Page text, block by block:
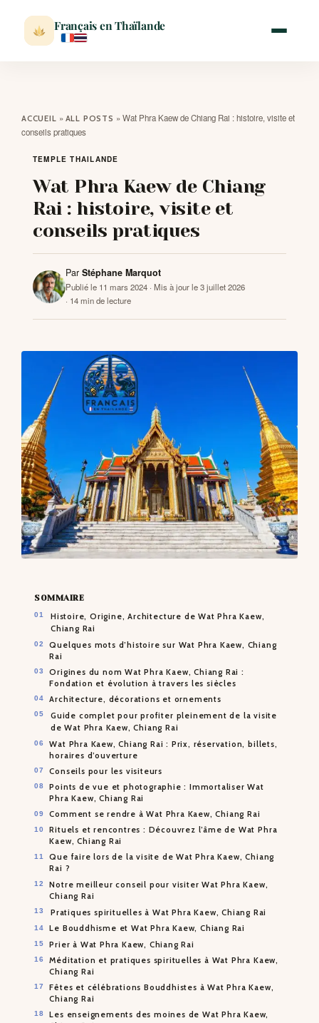
Français en Thaïlande
VISITER
MÉTÉO
EXPATRIATION
BLOG
CONTACTS
ACCUEIL » ALL POSTS » Wat Phra Kaew de Chiang Rai : histoire, visite et
conseils pratiques
TEMPLE THAILANDE
Wat Phra Kaew de Chiang
Rai : histoire, visite et
conseils pratiques
Par Stéphane Marquot
Publié le 11 mars 2024 · Mis à jour le 3 juillet 2026
· 14 min de lecture
SOMMAIRE
Histoire, Origine, Architecture de Wat Phra Kaew,
Chiang Rai
Quelques mots d’histoire sur Wat Phra Kaew, Chiang
Rai
Origines du nom Wat Phra Kaew, Chiang Rai :
Fondation et évolution à travers les siècles
Architecture, décorations et ornements
Guide complet pour profiter pleinement de la visite
de Wat Phra Kaew, Chiang Rai
Wat Phra Kaew, Chiang Rai : Prix, réservation, billets,
horaires d’ouverture
Conseils pour les visiteurs
Points de vue et photographie : Immortaliser Wat
Phra Kaew, Chiang Rai
Comment se rendre à Wat Phra Kaew, Chiang Rai
Rituels et rencontres : Découvrez l’âme de Wat Phra
Kaew, Chiang Rai
Que faire lors de la visite de Wat Phra Kaew, Chiang
Rai ?
Notre meilleur conseil pour visiter Wat Phra Kaew,
Chiang Rai
Pratiques spirituelles à Wat Phra Kaew, Chiang Rai
Le Bouddhisme et Wat Phra Kaew, Chiang Rai
Prier à Wat Phra Kaew, Chiang Rai
Méditation et pratiques spirituelles à Wat Phra Kaew,
Chiang Rai
Fêtes et célébrations Bouddhistes à Wat Phra Kaew,
Chiang Rai
Les enseignements des moines de Wat Phra Kaew,